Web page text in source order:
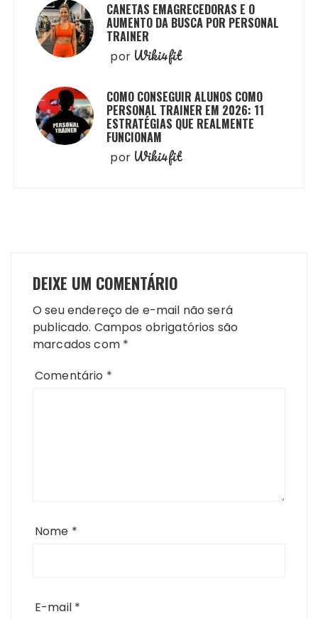
CANETAS EMAGRECEDORAS E O
AUMENTO DA BUSCA POR PERSONAL
TRAINER
por Wiki4fit
COMO CONSEGUIR ALUNOS COMO
PERSONAL TRAINER EM 2026: 11
ESTRATÉGIAS QUE REALMENTE
FUNCIONAM
por Wiki4fit
DEIXE UM COMENTÁRIO
O seu endereço de e-mail não será
publicado. Campos obrigatórios são
marcados com *
Comentário *
Nome *
E-mail *